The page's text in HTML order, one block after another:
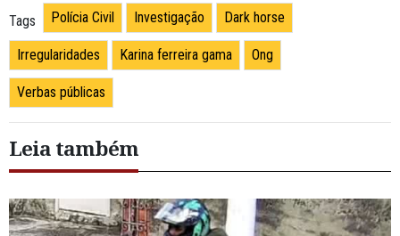
Tags Polícia Civil Investigação Dark horse
Irregularidades Karina ferreira gama Ong
Verbas públicas
Leia também